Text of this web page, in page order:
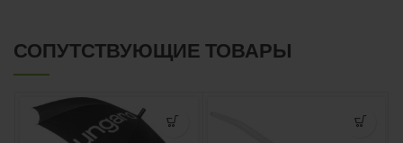
СОПУТСТВУЮЩИЕ ТОВАРЫ